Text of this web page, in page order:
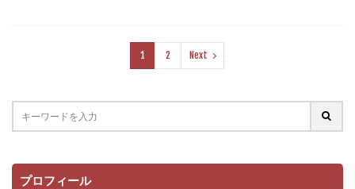
1 2 Next
プロフィール